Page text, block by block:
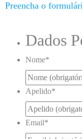
Preencha o
Dados
Nome*
Apelido*
Email*